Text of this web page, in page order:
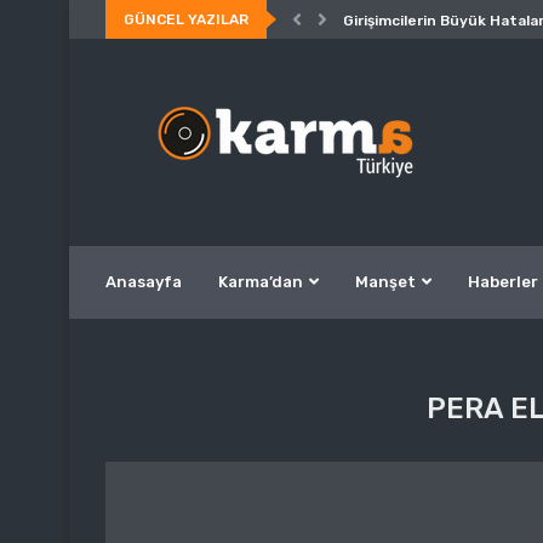
GÜNCEL YAZILAR Girişimcilerin Büyük
Anasayfa Karma’dan Manşet Haberler
PERA